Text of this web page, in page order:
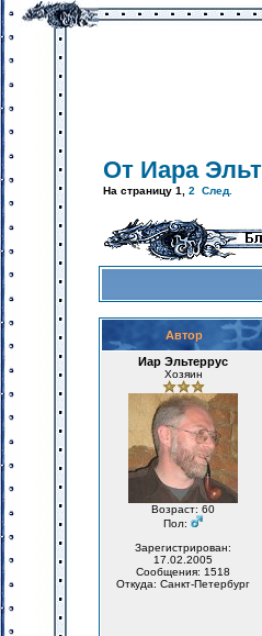
От Иара
На страницу 1 2 След.
Автор
Иар Эльтеррус
Хозяин
Возраст: 60
Пол:
Зарегистрирован:
17.02.2005
Сообщения: 1518
Откуда: Санкт-Петербург